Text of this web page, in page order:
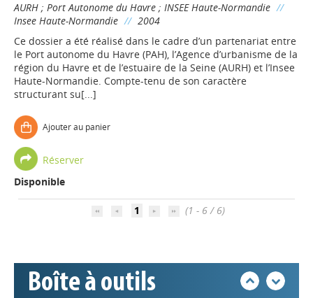
AURH ; Port Autonome du Havre ; INSEE Haute-Normandie //
Insee Haute-Normandie // 2004
Ce dossier a été réalisé dans le cadre d’un partenariat entre
le Port autonome du Havre (PAH), l’Agence d’urbanisme de la
région du Havre et de l’estuaire de la Seine (AURH) et l’Insee
Haute-Normandie. Compte-tenu de son caractère
structurant su[...]
Ajouter au panier
Réserver
Disponible
1 (1 - 6 / 6)
Boîte à outils
Appels à projets
Déposer une actu !
Accéder à son compte - (Se
Appels à projets